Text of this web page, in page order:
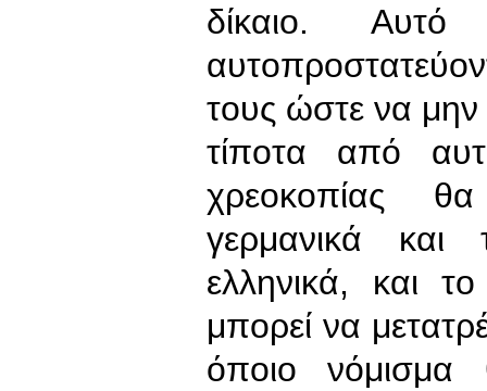
δίκαιο.
τους ώστε να μην
τίποτα από
χρεοκοπίας
γερμανικά και
ελληνικά, και
μπορεί να
όποιο